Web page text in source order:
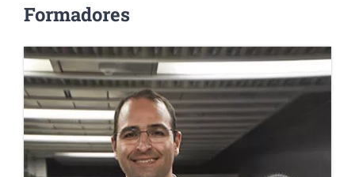
Formadores